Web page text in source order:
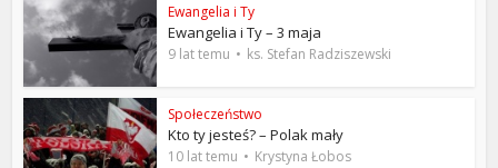
Ewangelia i Ty
Ewangelia i Ty – 3 maja
9 lat temu ks. Stefan Radziszewski
Społeczeństwo
Kto ty jesteś? – Polak mały
10 lat temu Krystyna Łobos